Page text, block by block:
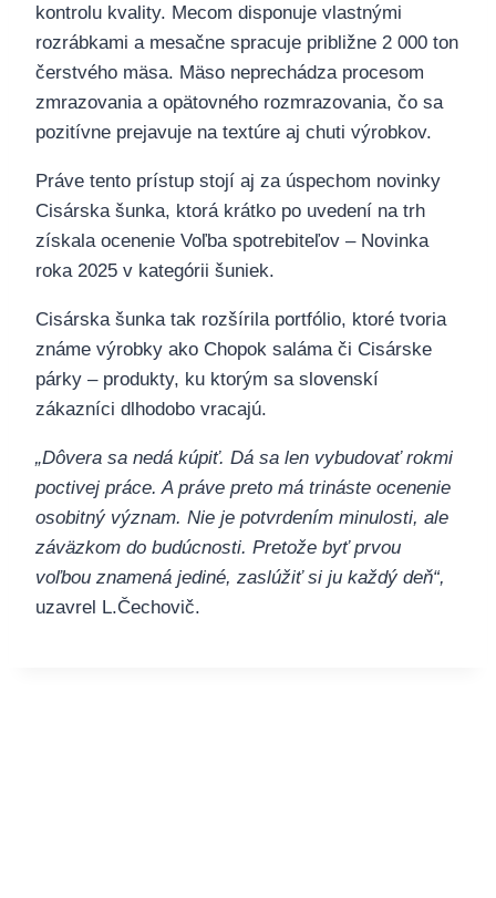
kontrolu kvality. Mecom disponuje vlastnými
rozrábkami a mesačne spracuje približne 2 000 ton
čerstvého mäsa. Mäso neprechádza procesom
zmrazovania a opätovného rozmrazovania, čo sa
pozitívne prejavuje na textúre aj chuti výrobkov.
Práve tento prístup stojí aj za úspechom novinky
Cisárska šunka, ktorá krátko po uvedení na trh
získala ocenenie Voľba spotrebiteľov – Novinka
roka 2025 v kategórii šuniek.
Cisárska šunka tak rozšírila portfólio, ktoré tvoria
známe výrobky ako Chopok saláma či Cisárske
párky – produkty, ku ktorým sa slovenskí
zákazníci dlhodobo vracajú.
„Dôvera sa nedá kúpiť. Dá sa len vybudovať rokmi
poctivej práce. A práve preto má trináste ocenenie
osobitný význam. Nie je potvrdením minulosti, ale
záväzkom do budúcnosti. Pretože byť prvou
voľbou znamená jediné, zaslúžiť si ju každý deň“,
uzavrel L.Čechovič.